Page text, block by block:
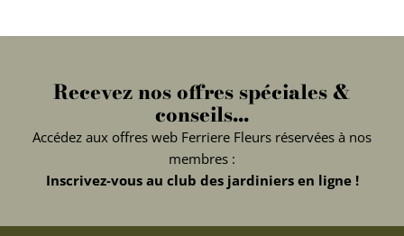
Recevez nos offres spéciales &
conseils...
Accédez aux offres web Ferriere Fleurs réservées à nos
membres :
Inscrivez-vous au club des jardiniers en ligne !